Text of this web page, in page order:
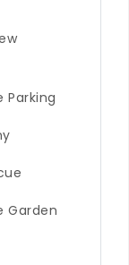
Parking
Garden